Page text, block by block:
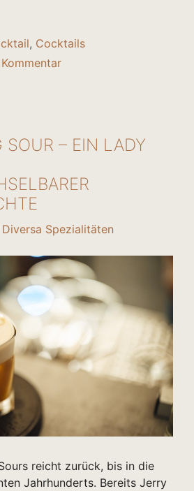
, Cocktails
SOUR – EIN LADY
Diversa Spezialitäten
reicht zurück, bis in die
Jahrhunderts. Bereits Jerry